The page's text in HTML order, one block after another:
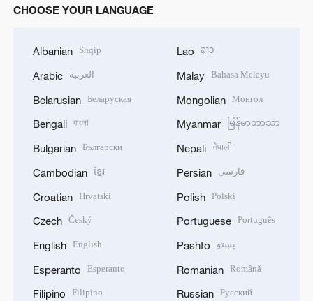
CHOOSE YOUR LANGUAGE
Albanian Shqip
Arabic العربية
Belarusian Беларуская
Bengali বাংলা
Bulgarian Български
Cambodian ខ្មែរ
Croatian Hrvatski
Czech Český
English English
Esperanto Esperanto
Filipino Filipino
Lao ລາວ
Malay Bahasa Melayu
Mongolian Монгол
Myanmar မြန်မာဘာသာ
Nepali नेपाली
Persian فارسی
Polish Polski
Portuguese Português
Pashto پښتو
Romanian Română
Russian Русский